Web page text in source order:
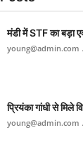
मंडी में STF का बड़ा
young@admin.com
प्रियंका गांधी से मिले
young@admin.com